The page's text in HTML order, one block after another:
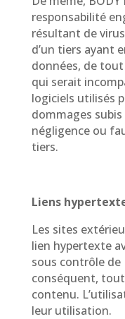
responsabilité
résultant de
d’un tiers ayant
données, de
qui serait
logiciels utilisés
dommages
négligence ou
tiers.
Liens
Les sites
lien hypertexte
sous contrôle de
conséquent,
contenu.
leur utilisation.